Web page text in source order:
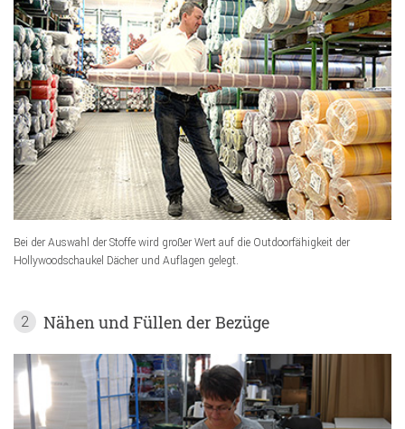
Bei der Auswahl der Stoffe wird großer Wert auf die Outdoorfähigkeit der
Hollywoodschaukel Dächer und Auflagen gelegt.
2 Nähen und Füllen der Bezüge